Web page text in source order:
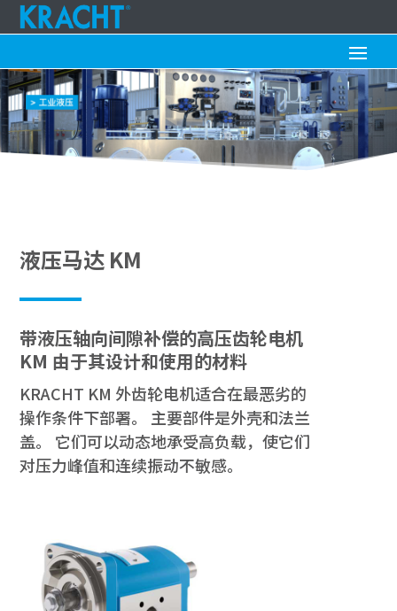
液压马达 KM
带液压轴向间隙补偿的高压齿轮电机
KM 由于其设计和使用的材料
KRACHT KM 外齿轮电机适合在最恶劣的
操作条件下部署。 主要部件是外壳和法兰
盖。 它们可以动态地承受高负载，使它们
对压力峰值和连续振动不敏感。